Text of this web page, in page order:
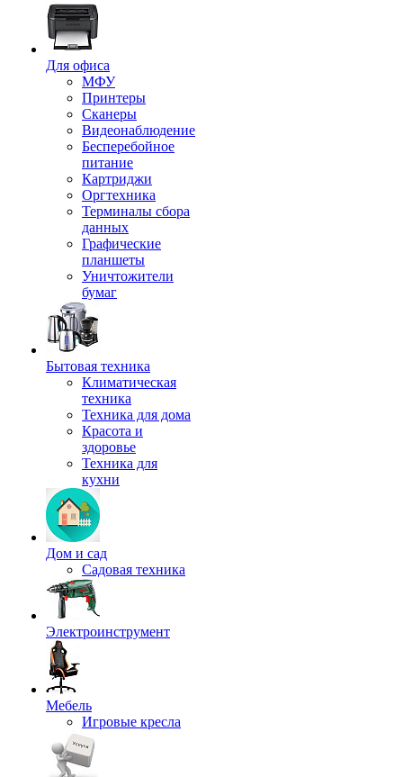
Для офиса
МФУ
Принтеры
Сканеры
Видеонаблюдение
Бесперебойное
питание
Картриджи
Оргтехника
Терминалы сбора
данных
Графические
планшеты
Уничтожители
бумаг
Бытовая техника
Климатическая
техника
Техника для дома
Красота и
здоровье
Техника для
кухни
Дом и сад
Садовая техника
Электроинструмент
Мебель
Игровые кресла